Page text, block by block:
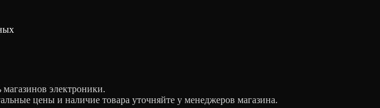
магазинов электроники.
цены и наличие товара уточняйте у менеджеров магазина.